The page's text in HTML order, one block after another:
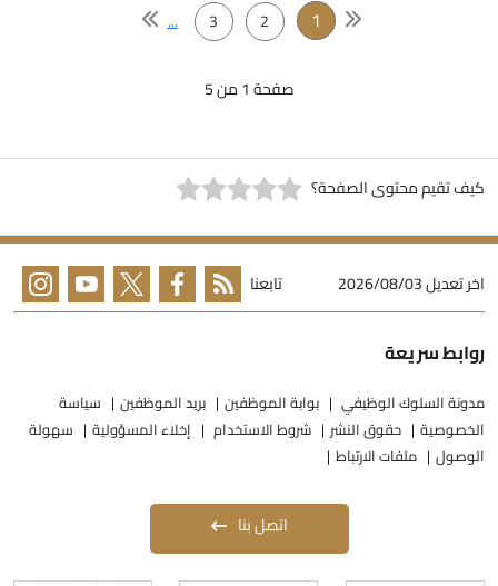
1
2
3
صفحة 1 من 5
كيف تقيم محتوى الصفحة؟
اخر تعديل2026/08/03 تابعنا
روابط سريعة
مدونة السلوك الوظيفي بوابة الموظفين بريد الموظفين
سياسة
الخصوصية
حقوق النشر شروط الاستخدام إخلاء المسؤولية
سهولة
الوصول
ملفات الارتباط
اتصل بنا